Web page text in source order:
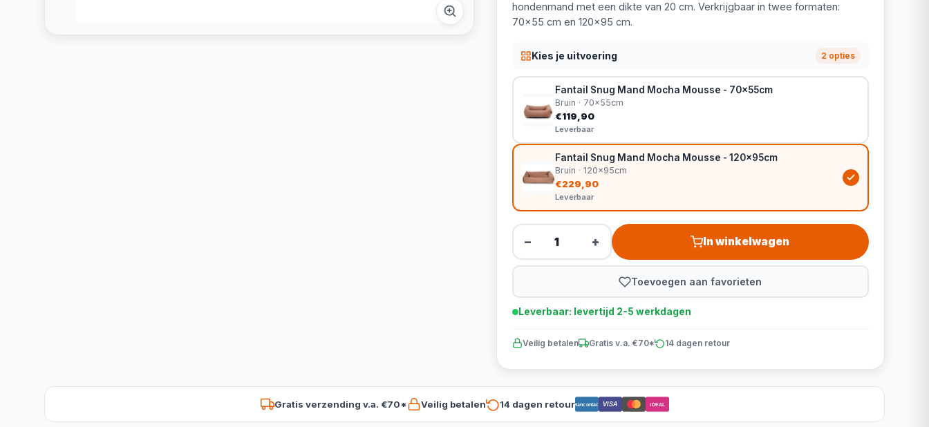
hondenmand met een dikte van 20 cm. Verkrijgbaar in twee formaten:
70x55 cm en 120x95 cm.
Kies je uitvoering 2 opties
Fantail Snug Mand Mocha Mousse - 70x55cm
Bruin · 70x55cm
€119,90
Leverbaar
Fantail Snug Mand Mocha Mousse - 120x95cm
Bruin · 120x95cm
€229,90
Leverbaar
− + In winkelwagen
Toevoegen aan favorieten
Leverbaar: levertijd 2-5 werkdagen
Veilig betalen Gratis v.a. €70* 14 dagen retour
Gratis verzending v.a. €70* Veilig betalen 14 dagen retourBancontact VISA iDEAL